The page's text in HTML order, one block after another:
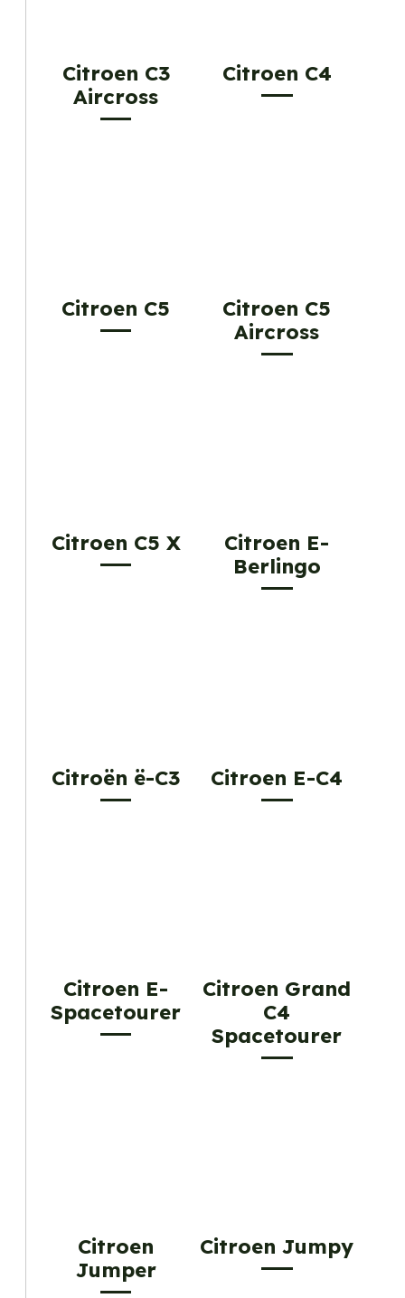
Citroen C3
Aircross
Citroen C4
Citroen C5
Citroen C5
Aircross
Citroen C5 X
Citroen E-
Berlingo
Citroën ë-C3 Citroen E-C4
Citroen E-
Spacetourer
Citroen Grand
C4
Spacetourer
Citroen
Jumper
Citroen Jumpy